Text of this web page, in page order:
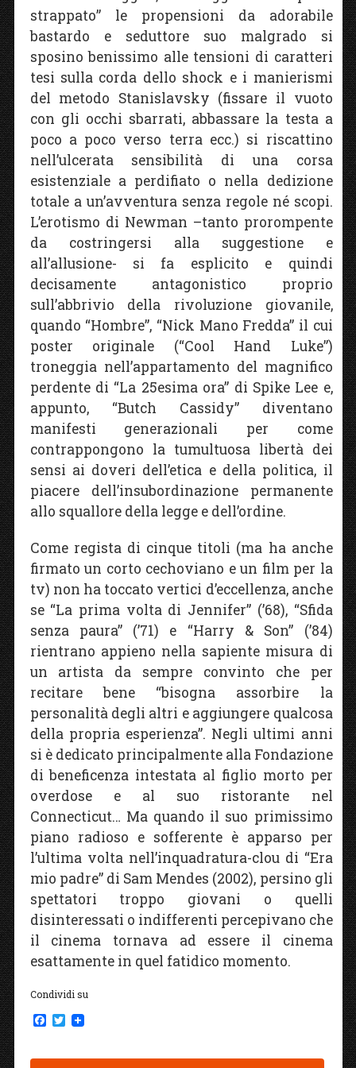
strappato” le propensioni da adorabile
bastardo e seduttore suo malgrado si
sposino benissimo alle tensioni di caratteri
tesi sulla corda dello shock e i manierismi
del metodo Stanislavsky (fissare il vuoto
con gli occhi sbarrati, abbassare la testa a
poco a poco verso terra ecc.) si riscattino
nell’ulcerata sensibilità di una corsa
esistenziale a perdifiato o nella dedizione
totale a un’avventura senza regole né scopi.
L’erotismo di Newman –tanto prorompente
da costringersi alla suggestione e
all’allusione- si fa esplicito e quindi
decisamente antagonistico proprio
sull’abbrivio della rivoluzione giovanile,
quando “Hombre”, “Nick Mano Fredda” il cui
poster originale (“Cool Hand Luke”)
troneggia nell’appartamento del magnifico
perdente di “La 25esima ora” di Spike Lee e,
appunto, “Butch Cassidy” diventano
manifesti generazionali per come
contrappongono la tumultuosa libertà dei
sensi ai doveri dell’etica e della politica, il
piacere dell’insubordinazione permanente
allo squallore della legge e dell’ordine.
Come regista di cinque titoli (ma ha anche
firmato un corto cechoviano e un film per la
tv) non ha toccato vertici d’eccellenza, anche
se “La prima volta di Jennifer” (’68), “Sfida
senza paura” (’71) e “Harry & Son” (’84)
rientrano appieno nella sapiente misura di
un artista da sempre convinto che per
recitare bene “bisogna assorbire la
personalità degli altri e aggiungere qualcosa
della propria esperienza”. Negli ultimi anni
si è dedicato principalmente alla Fondazione
di beneficenza intestata al figlio morto per
overdose e al suo ristorante nel
Connecticut… Ma quando il suo primissimo
piano radioso e sofferente è apparso per
l’ultima volta nell’inquadratura-clou di “Era
mio padre” di Sam Mendes (2002), persino gli
spettatori troppo giovani o quelli
disinteressati o indifferenti percepivano che
il cinema tornava ad essere il cinema
esattamente in quel fatidico momento.
Condividi su
F
e
T
t